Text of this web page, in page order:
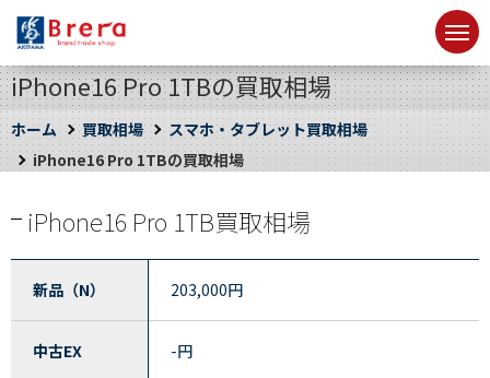
iPhone16 Pro 1TBの買取相場
ホーム 買取相場
スマホ・タブレット買取相場
iPhone16 Pro 1TBの買取相場
iPhone16 Pro 1TB買取相場
新品（N） 203,000円
中古EX -円